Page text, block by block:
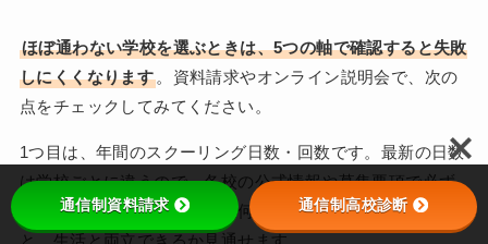
ほぼ通わない学校を選ぶときは、5つの軸で確認すると失敗
しにくくなります 。資料請求やオンライン説明会で、次の
点をチェックしてみてください。
1つ目は、年間のスクーリング日数・回数です。最新の日数
は学校ごとに違うので、各校の公式情報や募集要項で必ず
確かめます。「だいたい年に何日か」を最初に押さえる
と、生活と両立できるか見通せます。
通信制資料請求 通信制高校診断